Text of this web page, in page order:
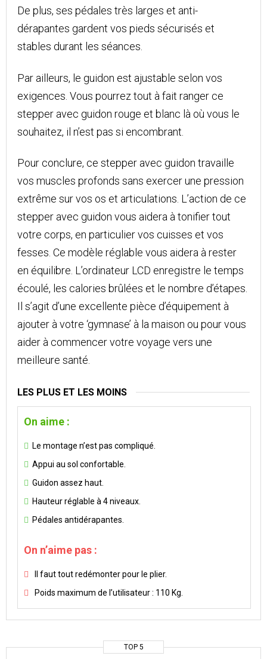
De plus, ses pédales très larges et anti-
dérapantes gardent vos pieds sécurisés et
stables durant les séances.
Par ailleurs, le guidon est ajustable selon vos
exigences. Vous pourrez tout à fait ranger ce
stepper avec guidon rouge et blanc là où vous le
souhaitez, il n’est pas si encombrant.
Pour conclure, ce stepper avec guidon travaille
vos muscles profonds sans exercer une pression
extrême sur vos os et articulations. L’action de ce
stepper avec guidon vous aidera à tonifier tout
votre corps, en particulier vos cuisses et vos
fesses. Ce modèle réglable vous aidera à rester
en équilibre. L’ordinateur LCD enregistre le temps
écoulé, les calories brûlées et le nombre d’étapes.
Il s’agit d’une excellente pièce d’équipement à
ajouter à votre ‘gymnase’ à la maison ou pour vous
aider à commencer votre voyage vers une
meilleure santé.
LES PLUS ET LES MOINS
On aime :
Le montage n’est pas compliqué.
Appui au sol confortable.
Guidon assez haut.
Hauteur réglable à 4 niveaux.
Pédales antidérapantes.
On n’aime pas :
Il faut tout redémonter pour le plier.
Poids maximum de l’utilisateur : 110 Kg.
TOP 5